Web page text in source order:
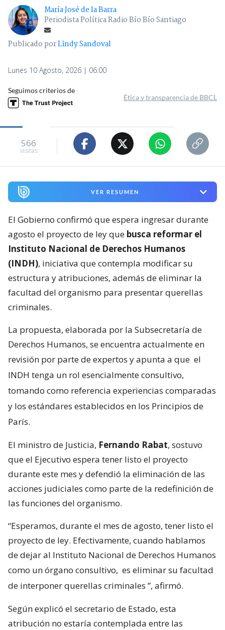
María José de la Barra
Periodista Política Radio Bío Bío Santiago
Publicado porLindy Sandoval
Lunes 10 Agosto, 2026 | 06:00
Seguimos criterios de
Ética y transparencia de BBCL
566
visitas
VER RESUMEN
El Gobierno confirmó que espera ingresar durante
agosto el proyecto de ley que busca reformar el
Instituto Nacional de Derechos Humanos
(INDH), iniciativa que contempla modificar su
estructura y atribuciones, además de eliminar la
facultad del organismo para presentar querellas
criminales.
La propuesta, elaborada por la Subsecretaría de
Derechos Humanos, se encuentra actualmente en
revisión por parte de expertos y apunta a que el
INDH tenga un rol esencialmente consultivo,
tomando como referencia experiencias comparadas
y los estándares establecidos en los Principios de
París.
El ministro de Justicia, Fernando Rabat, sostuvo
que el Ejecutivo espera tener listo el proyecto
durante este mes y defendió la eliminación de las
acciones judiciales como parte de la redefinición de
las funciones del organismo.
“Esperamos, durante el mes de agosto, tener listo el
proyecto de ley. Efectivamente, cuando hablamos
de dejar al Instituto Nacional de Derechos Humanos
como un órgano consultivo, es eliminar su facultad
de interponer querellas criminales ”, afirmó.
Según explicó el secretario de Estado, esta
atribución no estaría contemplada entre las